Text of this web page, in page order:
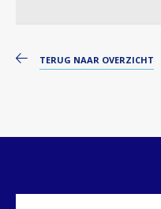
TERUG NAAR OVERZICHT